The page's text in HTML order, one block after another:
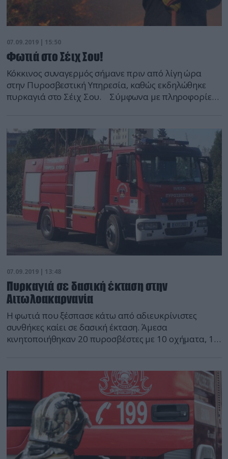
07.09.2019 | 15:50
Φωτιά στο Σέιχ Σου!
Κόκκινος συναγερμός σήμανε πριν από λίγη ώρα
στην Πυροσβεστική Υπηρεσία, καθώς εκδηλώθηκε
πυρκαγιά στο Σέιχ Σου. Σύμφωνα με πληροφορίες
βλάστηση και ξερά χόρτα. Επί τόπου έχουν σπεύσει 7
οχήματα με 21 πυροσβέστες.
07.09.2019 | 13:48
Πυρκαγιά σε δασική έκταση στην
Αιτωλοακαρνανία
Η φωτιά που ξέσπασε κάτω από αδιευκρίνιστες
συνθήκες καίει σε δασική έκταση. Άμεσα
κινητοποιήθηκαν 20 πυροσβέστες με 10 οχήματα, 1